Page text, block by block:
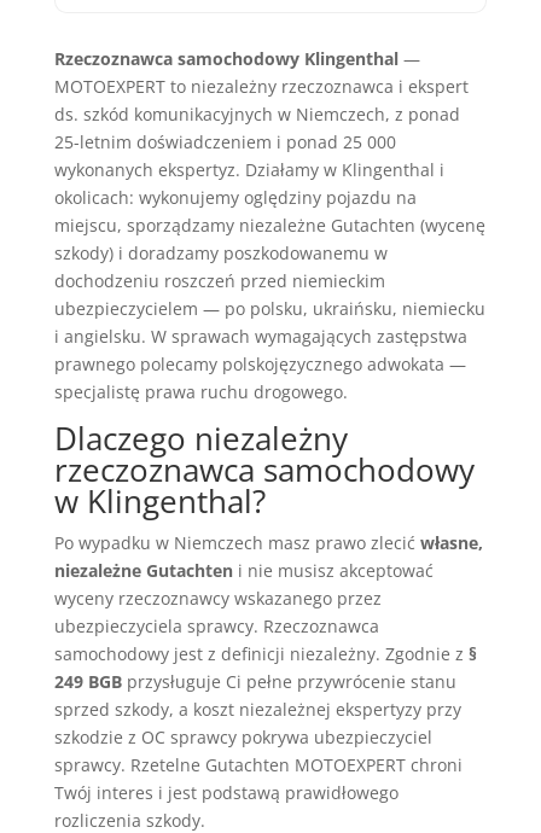
Rzeczoznawca samochodowy Klingenthal—
MOTOEXPERT to niezależny rzeczoznawca i ekspert
ds. szkód komunikacyjnych w Niemczech, z ponad
25-letnim doświadczeniem i ponad 25 000
wykonanych ekspertyz. Działamy w Klingenthal i
okolicach: wykonujemy oględziny pojazdu na
miejscu, sporządzamy niezależne Gutachten (wycenę
szkody) i doradzamy poszkodowanemu w
dochodzeniu roszczeń przed niemieckim
ubezpieczycielem — po polsku, ukraińsku, niemiecku
i angielsku. W sprawach wymagających zastępstwa
prawnego polecamy polskojęzycznego adwokata —
specjalistę prawa ruchu drogowego.
Dlaczego niezależny
rzeczoznawca samochodowy
w Klingenthal?
Po wypadku w Niemczech masz prawo zlecić własne,
niezależne Gutachteni nie musisz akceptować
wyceny rzeczoznawcy wskazanego przez
ubezpieczyciela sprawcy. Rzeczoznawca
samochodowy jest z definicji niezależny. Zgodnie z §
249 BGBprzysługuje Ci pełne przywrócenie stanu
sprzed szkody, a koszt niezależnej ekspertyzy przy
szkodzie z OC sprawcy pokrywa ubezpieczyciel
sprawcy. Rzetelne Gutachten MOTOEXPERT chroni
Twój interes i jest podstawą prawidłowego
rozliczenia szkody.